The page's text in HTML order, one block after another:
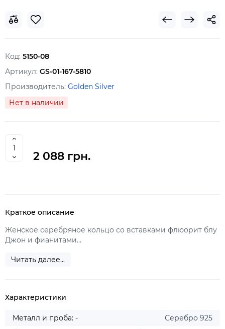
Код: 5150-08
Артикул: GS-01-167-5810
Производитель: Golden Silver
Нет в наличии
2 088 грн.
Краткое описание
Женское серебряное кольцо со вставками флюорит блу
Джон и фианитами...
Читать далее...
Характеристики
Металл и проба: -
Серебро 925